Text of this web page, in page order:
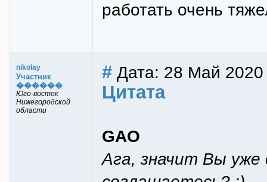
работать очень
nikolay
Участник
������
Юго-восток
Нижегородской
области
# Дата: 28 Май 2020
Цитата
GAO
Ага, значит Вы уже